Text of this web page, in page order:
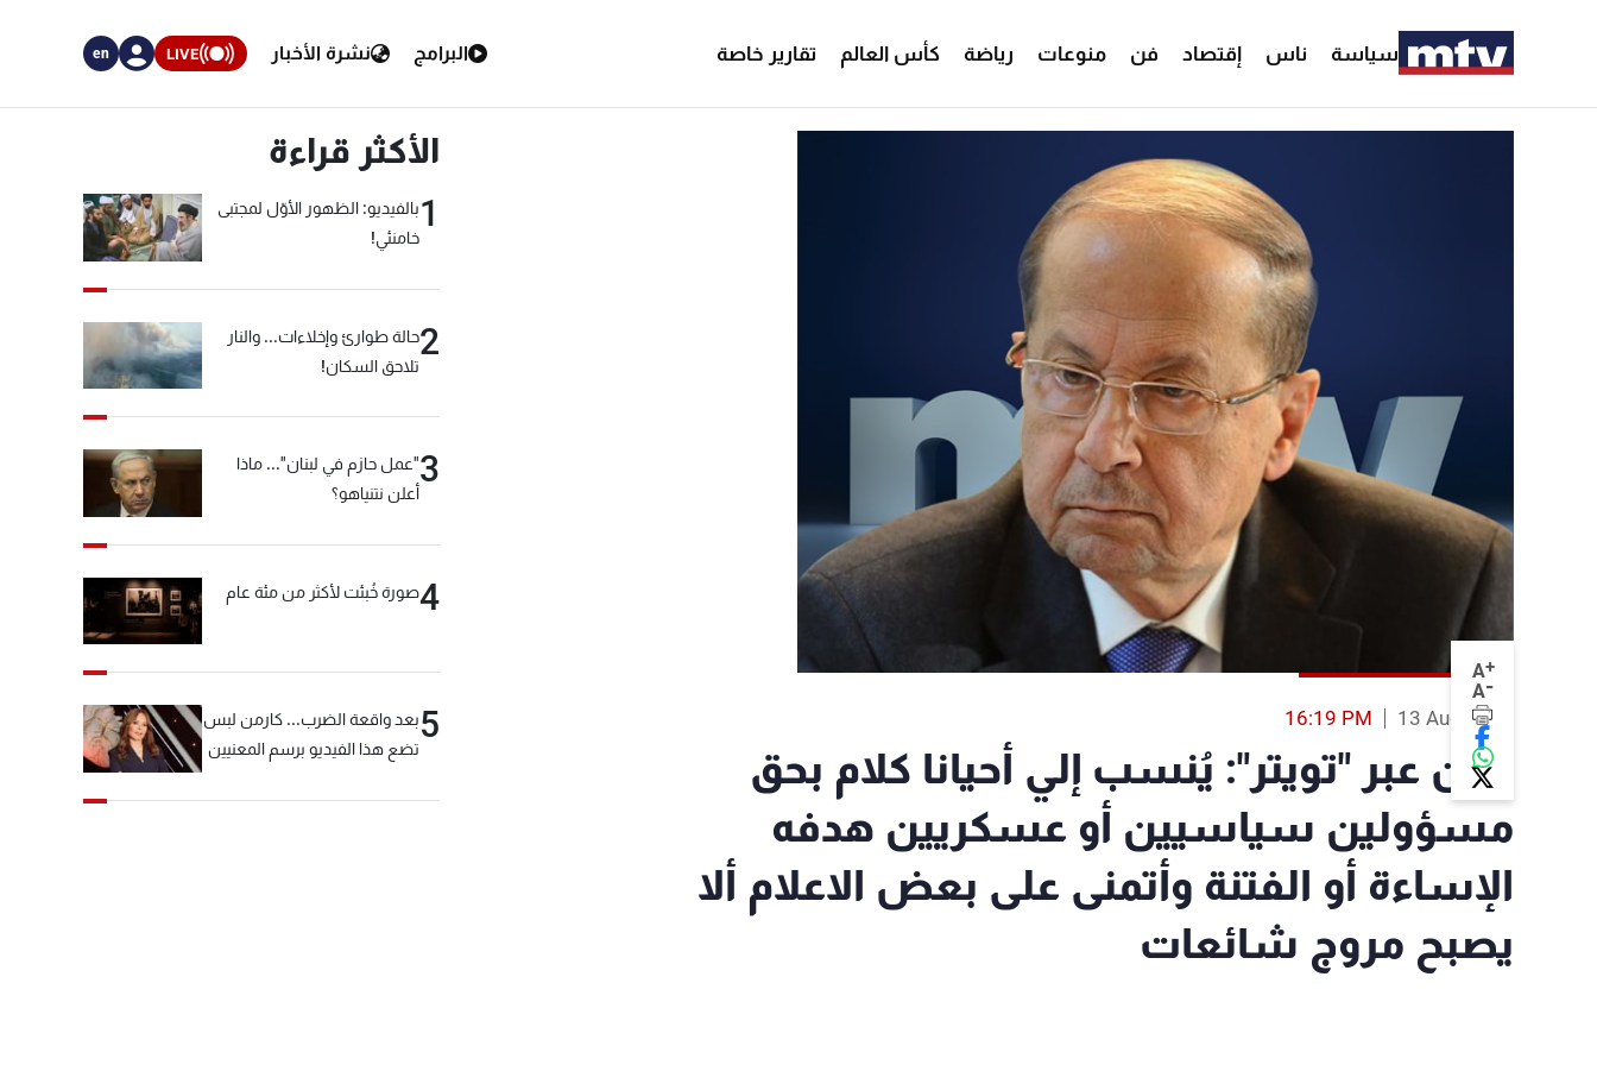
سياسة ناس إقتصاد فن منوعات رياضة كأس العالم تقارير خاصة البرامج نشرة الأخبار LIVE
en
A+
A-
13 Aug 2014
16:19 PM
عون عبر "تويتر": يُنسب إلي أحيانا كلام بحق
مسؤولين سياسيين أو عسكريين هدفه
الإساءة أو الفتنة وأتمنى على بعض الاعلام ألا
يصبح مروج شائعات
الأكثر قراءة
1بالفيديو: الظهور الأوّل لمجتبى
خامنئي!
2حالة طوارئ وإخلاءات... والنار
تلاحق السكان!
3"عمل حازم في لبنان"... ماذا
أعلن نتنياهو؟
4صورة خُبئت لأكثر من مئة عام
5بعد واقعة الضرب... كارمن لبس
تضع هذا الفيديو برسم المعنيين